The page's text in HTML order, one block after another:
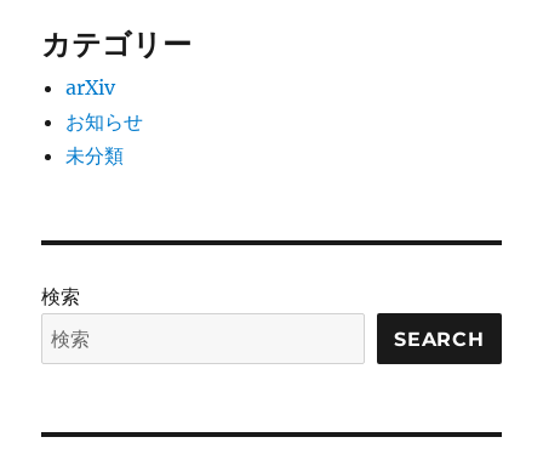
カテゴリー
arXiv
お知らせ
未分類
検索
SEARCH